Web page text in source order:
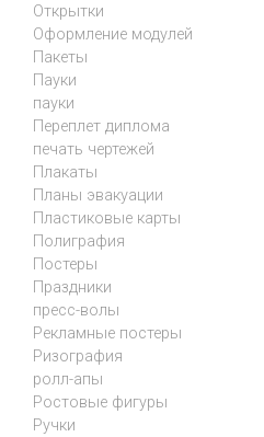
Открытки
Оформление модулей
Пакеты
Пауки
пауки
Переплет диплома
печать чертежей
Плакаты
Планы эвакуации
Пластиковые карты
Полиграфия
Постеры
Праздники
пресс-волы
Рекламные постеры
Ризография
ролл-апы
Ростовые фигуры
Ручки